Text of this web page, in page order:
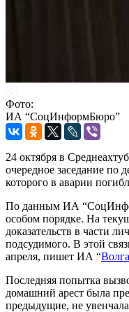
Фото:
ИА “СоцИнформБюро”
24 октября в
очередное заседание по
которого в аварии
По данным ИА
особом порядке. На
доказательств в части
подсудимого. В этой
апреля, пишет ИА “
Последняя попытка
домашний арест была
предыдущие, не